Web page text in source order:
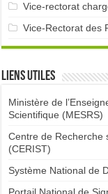
Vice-rectorat
Vice-Rectorat des
Liens utiles
Ministère de
Scientifique (MESRS)
Centre de Recherche
(CERIST)
Système National de